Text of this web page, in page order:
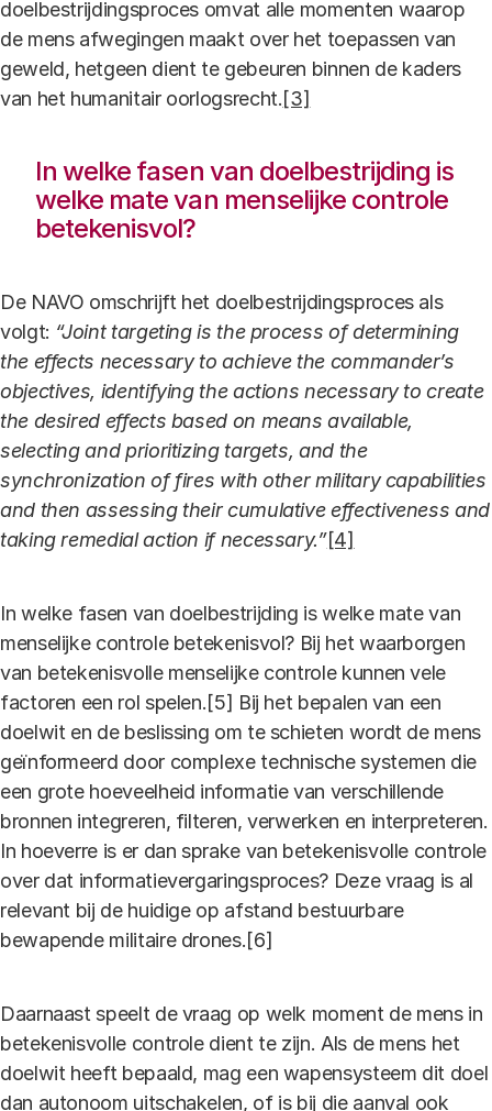
doelbestrijdingsproces omvat alle momenten waarop
de mens afwegingen maakt over het toepassen van
geweld, hetgeen dient te gebeuren binnen de kaders
van het humanitair oorlogsrecht.[3]
In welke fasen van doelbestrijding is
welke mate van menselijke controle
betekenisvol?
De NAVO omschrijft het doelbestrijdingsproces als
volgt: “Joint targeting is the process of determining
the effects necessary to achieve the commander’s
objectives, identifying the actions necessary to create
the desired effects based on means available,
selecting and prioritizing targets, and the
synchronization of fires with other military capabilities
and then assessing their cumulative effectiveness and
taking remedial action if necessary.”[4]
In welke fasen van doelbestrijding is welke mate van
menselijke controle betekenisvol? Bij het waarborgen
van betekenisvolle menselijke controle kunnen vele
factoren een rol spelen.[5] Bij het bepalen van een
doelwit en de beslissing om te schieten wordt de mens
geïnformeerd door complexe technische systemen die
een grote hoeveelheid informatie van verschillende
bronnen integreren, filteren, verwerken en interpreteren.
In hoeverre is er dan sprake van betekenisvolle controle
over dat informatievergaringsproces? Deze vraag is al
relevant bij de huidige op afstand bestuurbare
bewapende militaire drones.[6]
Daarnaast speelt de vraag op welk moment de mens in
betekenisvolle controle dient te zijn. Als de mens het
doelwit heeft bepaald, mag een wapensysteem dit doel
dan autonoom uitschakelen, of is bij die aanval ook